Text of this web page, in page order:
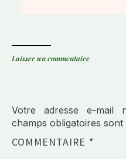
Laisser un commentaire
Votre adresse e-mail
champs obligatoires sont
COMMENTAIRE *